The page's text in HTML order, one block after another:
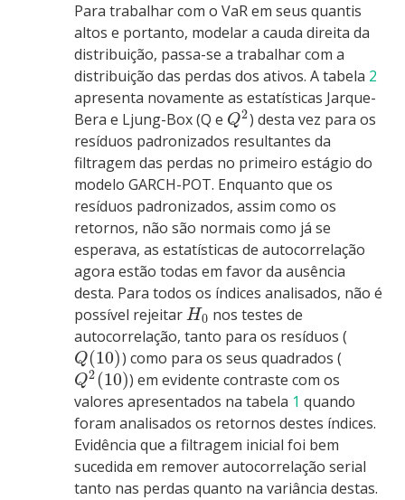
Para trabalhar com o VaR em seus quantis
altos e portanto, modelar a cauda direita da
distribuição, passa-se a trabalhar com a
distribuição das perdas dos ativos. A tabela 2
apresenta novamente as estatísticas Jarque-
Bera e Ljung-Box (Q e Q2) desta vez para os
resíduos padronizados resultantes da
filtragem das perdas no primeiro estágio do
modelo GARCH-POT. Enquanto que os
resíduos padronizados, assim como os
retornos, não são normais como já se
esperava, as estatísticas de autocorrelação
agora estão todas em favor da ausência
desta. Para todos os índices analisados, não é
possível rejeitarH0 nos testes de
autocorrelação, tanto para os resíduos (
Q(10)) como para os seus quadrados (
Q2 (10)) em evidente contraste com os
valores apresentados na tabela 1 quando
foram analisados os retornos destes índices.
Evidência que a filtragem inicial foi bem
sucedida em remover autocorrelação serial
tanto nas perdas quanto na variância destas.